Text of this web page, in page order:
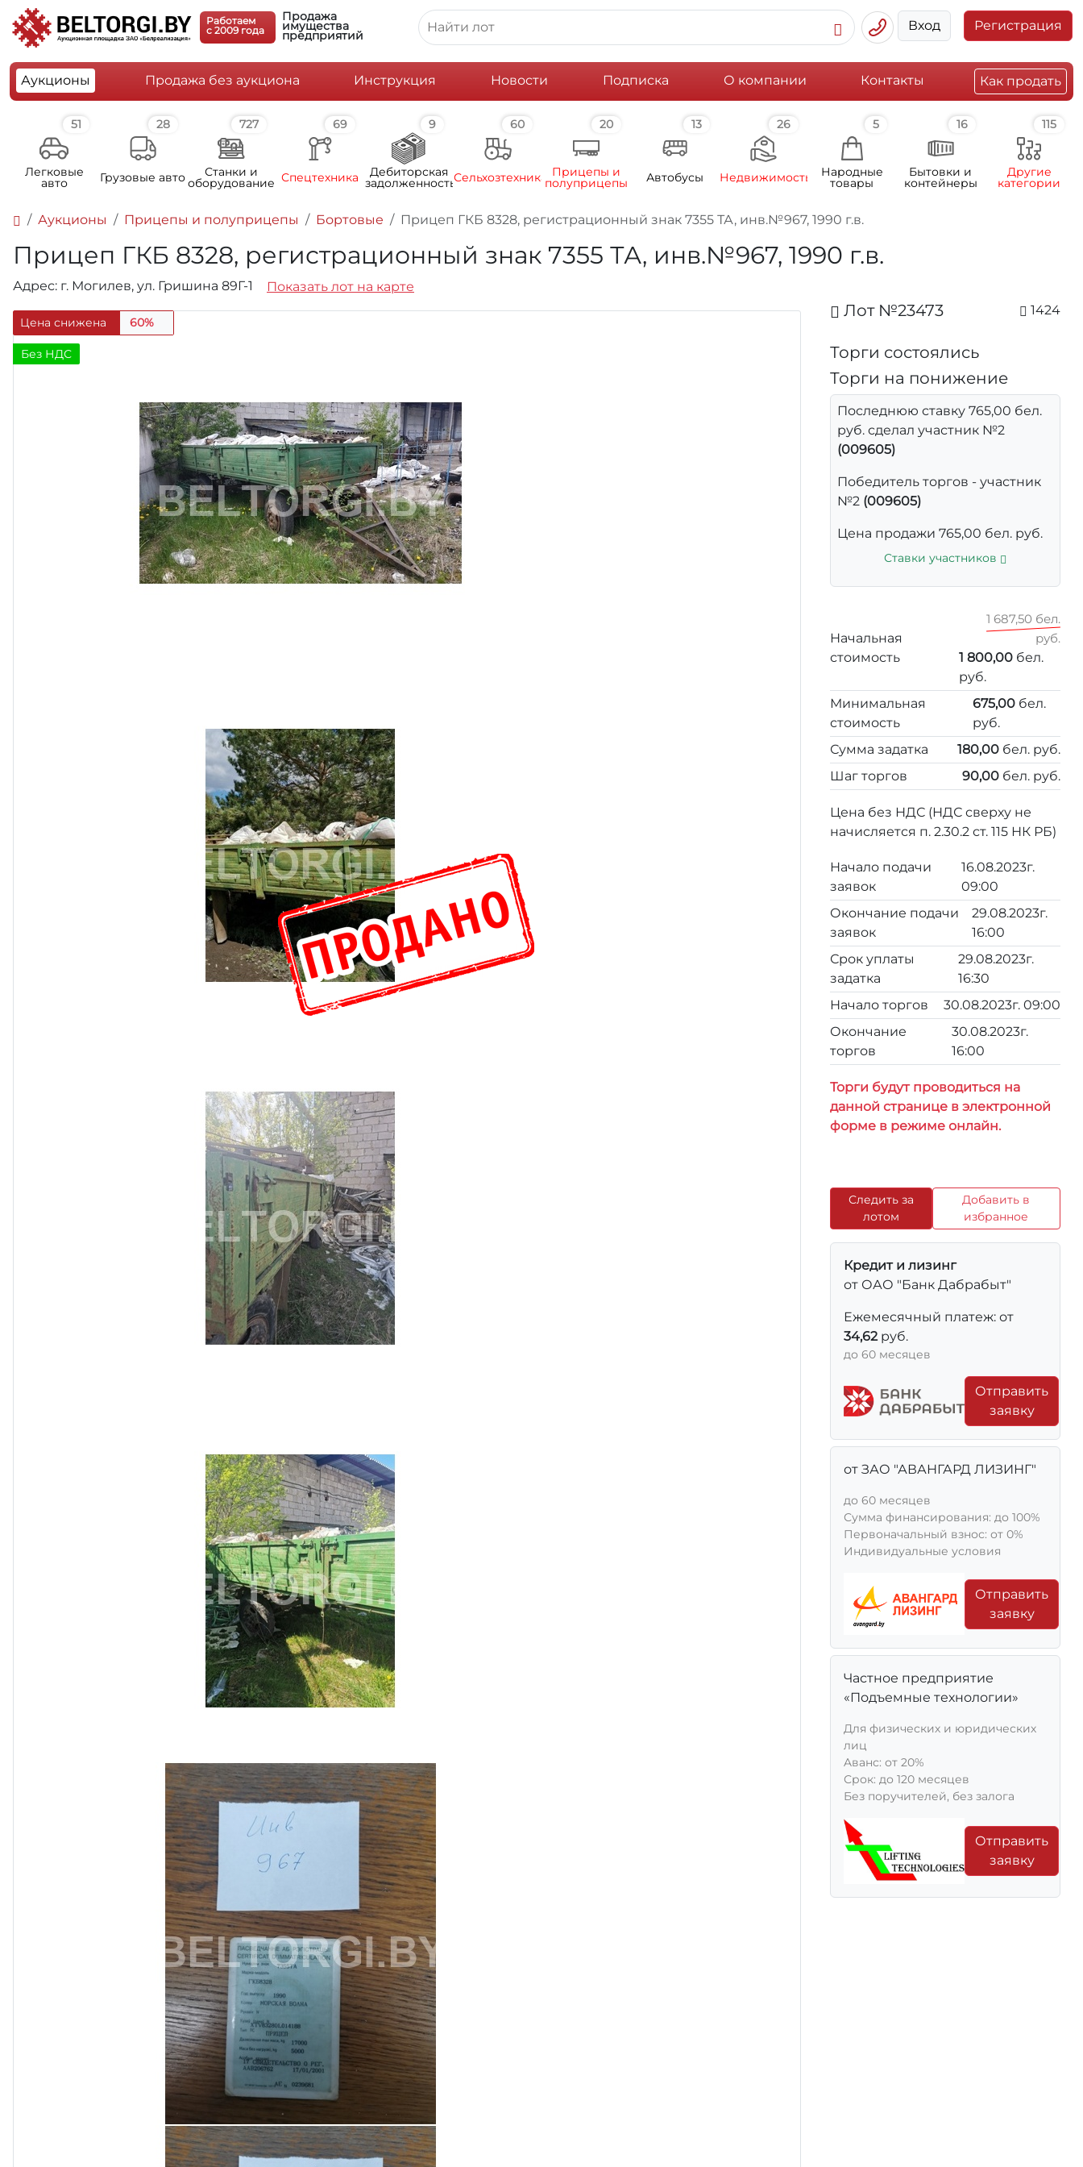
Работаем
c 2009 года
Продажа
имущества
предприятий
Вход Регистрация
Аукционы Продажа без аукциона Инструкция Новости Подписка О компании Контакты Как продать
51
Легковые
авто
28
Грузовые авто
727
Станки и
оборудование
69
Спецтехника
9
Дебиторская
задолженность
60
Сельхозтехника
20
Прицепы и
полуприцепы
13
Автобусы
26
Недвижимость
5
Народные
товары
16
Бытовки и
контейнеры
115
Другие
категории
Аукционы Прицепы и полуприцепы Бортовые Прицеп ГКБ 8328, регистрационный знак 7355 ТА, инв.№967, 1990 г.в.
Прицеп ГКБ 8328, регистрационный знак 7355 ТА, инв.№967, 1990 г.в.
Адрес: г. Могилев, ул. Гришина 89Г-1 Показать лот на карте
Цена снижена 60%
Без НДС
Лот №23473 1424
Торги состоялись
Торги на понижение
Последнюю ставку 765,00 бел.
руб. сделал участник №2
(009605)
Победитель торгов - участник
№2 (009605)
Цена продажи 765,00 бел. руб.
Ставки участников
Начальная
стоимость
1 687,50 бел.
руб.
1 800,00бел.
руб.
Минимальная
стоимость
675,00 бел.
руб.
Сумма задатка
180,00 бел. руб.
Шаг торгов
90,00 бел. руб.
Цена без НДС (НДС сверху не
начисляется п. 2.30.2 ст. 115 НК РБ)
Начало подачи
заявок
16.08.2023г.
09:00
Окончание подачи
заявок
29.08.2023г.
16:00
Срок уплаты
задатка
29.08.2023г.
16:30
Начало торгов
30.08.2023г. 09:00
Окончание
торгов
30.08.2023г.
16:00
Торги будут проводиться на
данной странице в электронной
форме в режиме онлайн.
Следить за
лотом
Добавить в
избранное
Кредит и лизинг
от ОАО "Банк Дабрабыт"
Ежемесячный платеж: от
34,62руб.
до 60 месяцев
Отправить
заявку
от ЗАО "АВАНГАРД ЛИЗИНГ"
до 60 месяцев
Сумма финансирования: до 100%
Первоначальный взнос: от 0%
Индивидуальные условия
Отправить
заявку
Частное предприятие
«Подъемные технологии»
Для физических и юридических
лиц
Aванс: от 20%
Срок: до 120 месяцев
Без поручителей, без залога
Отправить
заявку